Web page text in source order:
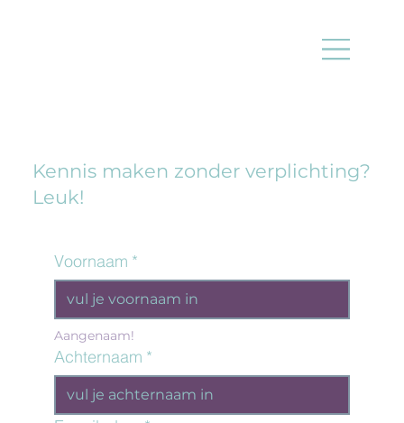
Kennis maken zonder verplichting?
Leuk!
Voornaam *
Aangenaam!
Achternaam *